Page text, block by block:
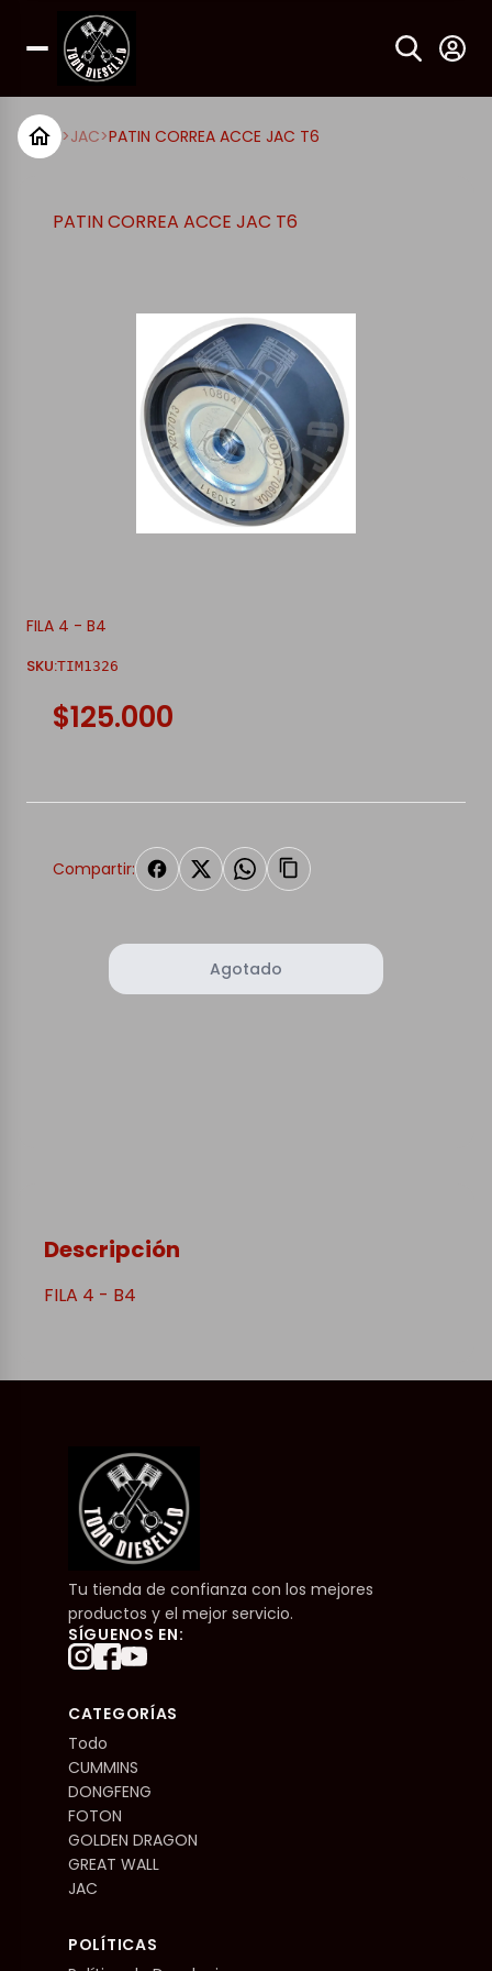
>JAC>PATIN CORREA ACCE JAC T6
PATIN CORREA ACCE JAC T6
FILA 4 - B4
SKU:TIM1326
$125.000
Compartir:
Agotado
Descripción
FILA 4 - B4
Tu tienda de confianza con los mejores
productos y el mejor servicio.
SÍGUENOS EN:
CATEGORÍAS
Todo
CUMMINS
DONGFENG
FOTON
GOLDEN DRAGON
GREAT WALL
JAC
POLÍTICAS